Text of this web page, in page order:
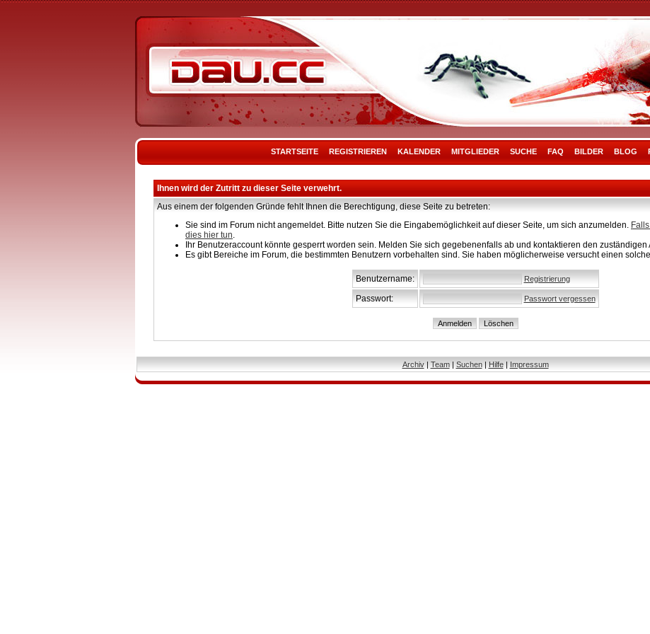
STARTSEITE REGISTRIEREN KALENDER MITGLIEDER SUCHE FAQ BILDER BLOG
Ihnen wird der Zutritt zu dieser Seite verwehrt.
Aus einem der folgenden Gründe fehlt Ihnen die Berechtigung, diese Seite zu betreten:
Sie sind im Forum nicht angemeldet. Bitte nutzen Sie die Eingabemöglichkeit auf dieser Seite, um sich anzumelden.
dies hier tun.
Ihr Benutzeraccount könnte gesperrt worden sein. Melden Sie sich gegebenenfalls ab und kontaktieren den zuständigen
Es gibt Bereiche im Forum, die bestimmten Benutzern vorbehalten sind. Sie haben möglicherweise versucht einen
Benutzername: Registrierung
Passwort: Passwort vergessen
Archiv| Team| Suchen| Hilfe| Impressum